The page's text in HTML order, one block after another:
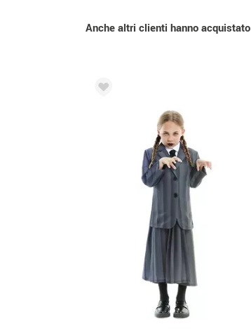
Anche altri clienti hanno acquistato